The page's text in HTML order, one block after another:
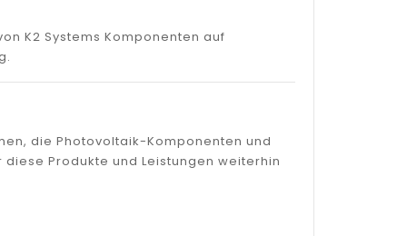
K2 Systems Komponenten auf
die Photovoltaik-Komponenten und
Produkte und Leistungen weiterhin